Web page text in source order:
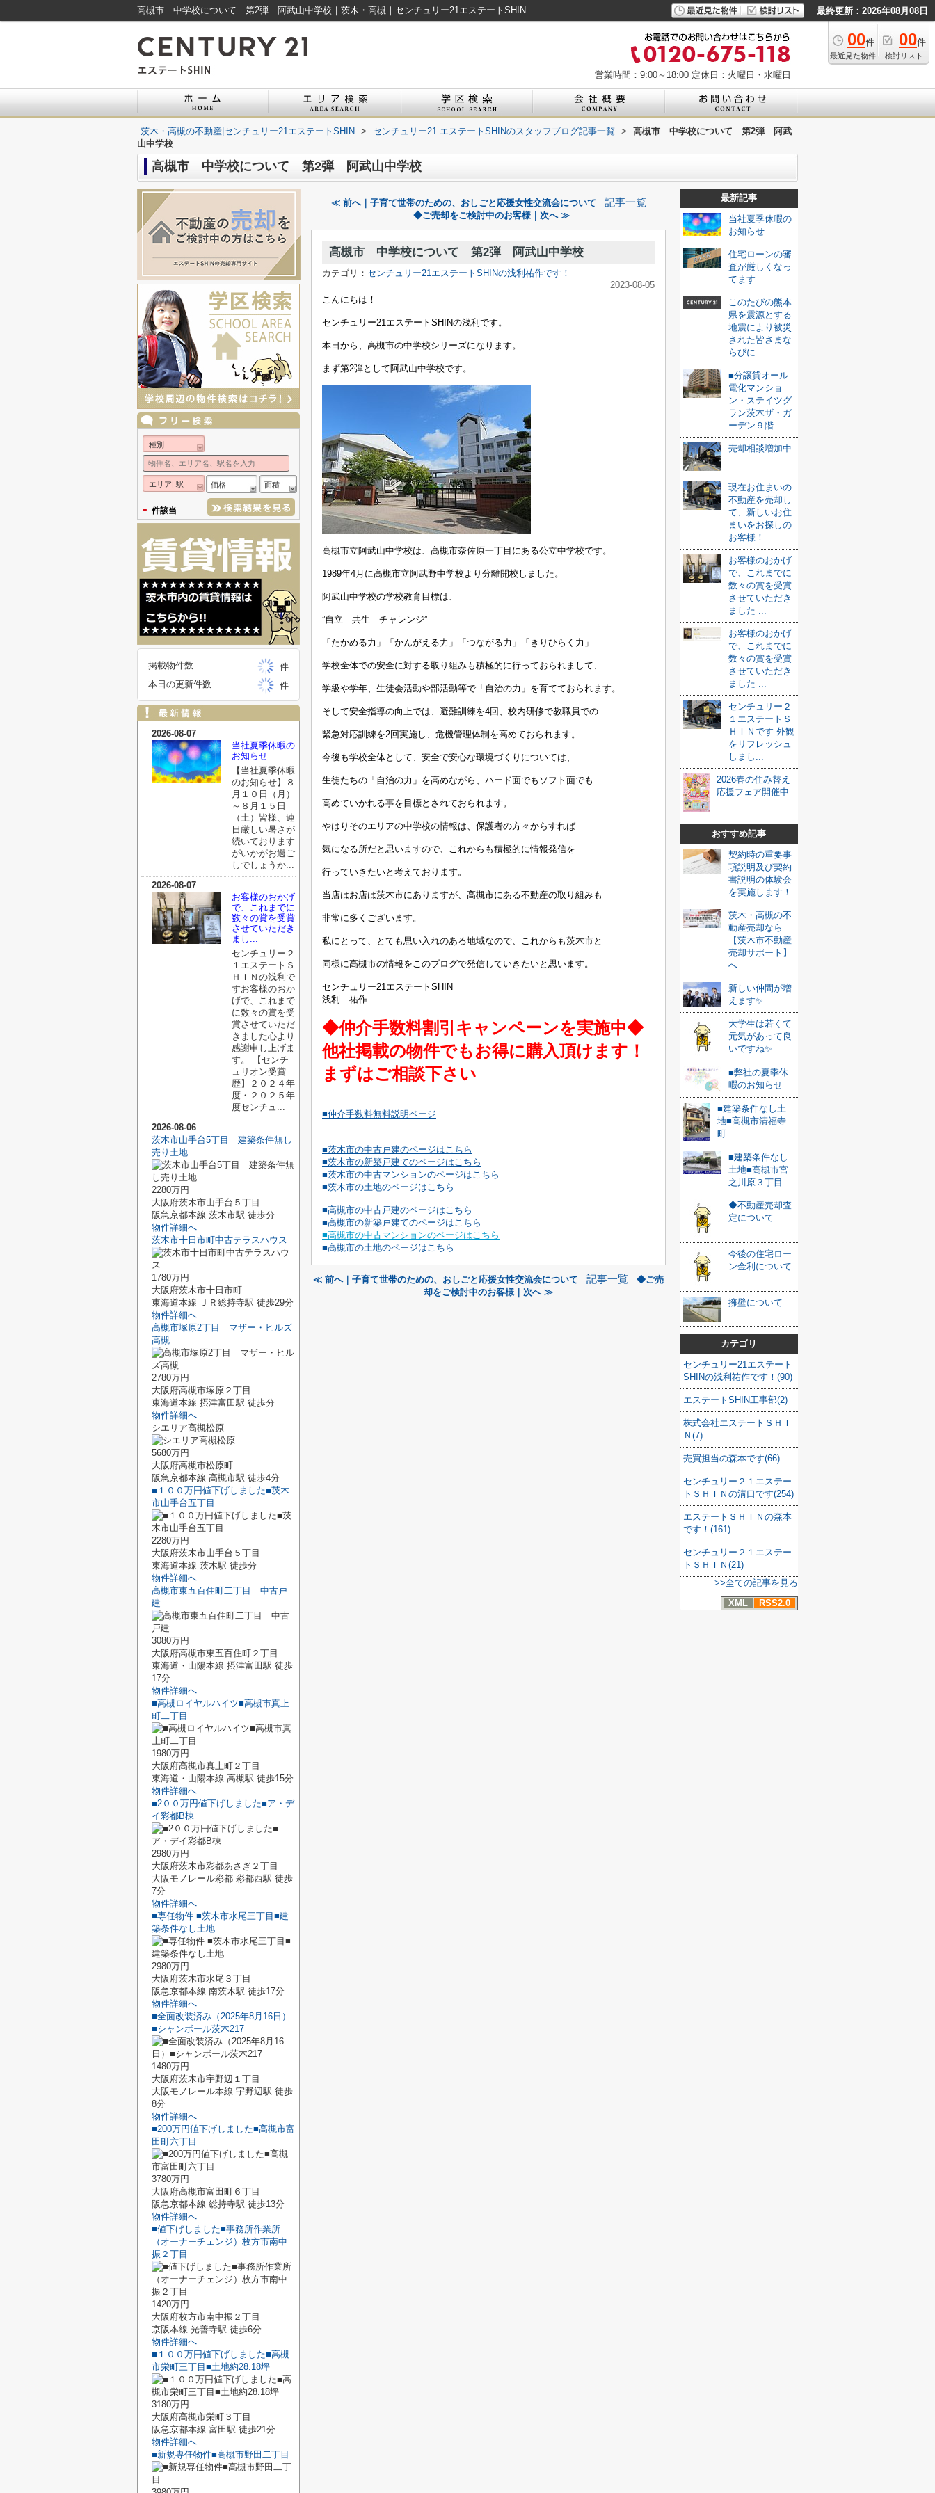
高槻市 中学校について 第2弾 阿武山中学校｜茨木・高槻｜センチュリー21エステートSHIN 最終更新：2026年08月08日
00件
最近見た物件
00件
検討リスト
営業時間：9:00～18:00 定休日：火曜日・水曜日
茨木・高槻の不動産|センチュリー21エステートSHIN > センチュリー21 エステートSHINのスタッフブログ記事一覧 >
高槻市 中学校について 第2弾 阿武
山中学校
高槻市 中学校について 第2弾 阿武山中学校
≪ 前へ｜子育て世帯のための、おしごと応援女性交流会について 記事一覧
◆ご売却をご検討中のお客様｜次へ ≫
高槻市 中学校について 第2弾 阿武山中学校
カテゴリ： センチュリー21エステートSHINの浅利祐作です！
2023-08-05
こんにちは！
センチュリー21エステートSHINの浅利です。
本日から、高槻市の中学校シリーズになります。
まず第2弾として阿武山中学校です。
高槻市立阿武山中学校は、高槻市奈佐原一丁目にある公立中学校です。
1989年4月に高槻市立阿武野中学校より分離開校しました。
阿武山中学校の学校教育目標は、
”自立 共生 チャレンジ”
「たかめる力」「かんがえる力」「つながる力」「きりひらく力」
学校全体での安全に対する取り組みも積極的に行っておられまして、
学級や学年、生徒会活動や部活動等で「自治の力」を育てておられます。
そして安全指導の向上では、避難訓練を4回、校内研修で教職員での
緊急対応訓練を2回実施し、危機管理体制を高めておられます。
今後も学校全体として、安全で安心な環境づくりについては、
生徒たちの「自治の力」を高めながら、ハード面でもソフト面でも
高めていかれる事を目標とされておられます。
やはりそのエリアの中学校の情報は、保護者の方々からすれば
気になる所だと思いますので、これからも積極的に情報発信を
行っていきたいと考えております。
当店はお店は茨木市にありますが、高槻市にある不動産の取り組みも
非常に多くございます。
私にとって、とても思い入れのある地域なので、これからも茨木市と
同様に高槻市の情報をこのブログで発信していきたいと思います。
センチュリー21エステートSHIN
浅利 祐作
◆仲介手数料割引キャンペーンを実施中◆
他社掲載の物件でもお得に購入頂けます！
まずはご相談下さい
■仲介手数料無料説明ページ
■茨木市の中古戸建のページはこちら
■茨木市の新築戸建てのページはこちら
■茨木市の中古マンションのページはこちら
■茨木市の土地のページはこちら
■高槻市の中古戸建のページはこちら
■高槻市の新築戸建てのページはこちら
■高槻市の中古マンションのページはこちら
■高槻市の土地のページはこちら
≪ 前へ｜子育て世帯のための、おしごと応援女性交流会について 記事一覧
◆ご売
却をご検討中のお客様｜次へ ≫
最新記事
当社夏季休暇の
お知らせ
住宅ローンの審
査が厳しくなっ
てます
このたびの熊本
県を震源とする
地震により被災
された皆さまな
らびに ...
■分譲貸オール
電化マンショ
ン・ステイツグ
ラン茨木ザ・ガ
ーデン９階...
売却相談増加中
現在お住まいの
不動産を売却し
て、新しいお住
まいをお探しの
お客様！
お客様のおかげ
で、これまでに
数々の賞を受賞
させていただき
ました ...
お客様のおかげ
で、これまでに
数々の賞を受賞
させていただき
ました ...
センチュリー２
１エステートＳ
ＨＩＮです 外観
をリフレッシュ
しまし...
2026春の住み替え
応援フェア開催中
おすすめ記事
契約時の重要事
項説明及び契約
書説明の体験会
を実施します！
茨木・高槻の不
動産売却なら
【茨木市不動産
売却サポート】
へ
新しい仲間が増
えます✨
大学生は若くて
元気があって良
いですね✨
■弊社の夏季休
暇のお知らせ
■建築条件なし土
地■高槻市清福寺
町
■建築条件なし
土地■高槻市宮
之川原３丁目
◆不動産売却査
定について
今後の住宅ロー
ン金利について
擁壁について
カテゴリ
センチュリー21エステート
SHINの浅利祐作です！(90)
エステートSHIN工事部(2)
株式会社エステートＳＨＩ
Ｎ(7)
売買担当の森本です(66)
センチュリー２１エステー
トＳＨＩＮの溝口です(254)
エステートＳＨＩＮの森本
です！(161)
センチュリー２１エステー
トＳＨＩＮ(21)
>>全ての記事を見る
XML
RSS2.0
種別
エリア| 駅 価格 面積
- 件該当
掲載物件数
件
本日の更新件数
件
2026-08-07
当社夏季休暇の
お知らせ
【当社夏季休暇
のお知らせ】８
月１０日（月）
～８月１５日
（土）皆様、連
日厳しい暑さが
続いております
がいかがお過ご
しでしょうか...
2026-08-07
お客様のおかげ
で、これまでに
数々の賞を受賞
させていただき
まし...
センチュリー２
１エステートＳ
ＨＩＮの浅利で
すお客様のおか
げで、これまで
に数々の賞を受
賞させていただ
きました心より
感謝申し上げま
す。 【センチ
ュリオン受賞
歴】２０２４年
度・２０２５年
度センチュ...
2026-08-06
茨木市山手台5丁目 建築条件無し
売り土地
2280万円
大阪府茨木市山手台５丁目
阪急京都本線 茨木市駅 徒歩分
物件詳細へ
茨木市十日市町中古テラスハウス
1780万円
大阪府茨木市十日市町
東海道本線 ＪＲ総持寺駅 徒歩29分
物件詳細へ
高槻市塚原2丁目 マザー・ヒルズ
高槻
2780万円
大阪府高槻市塚原２丁目
東海道本線 摂津富田駅 徒歩分
物件詳細へ
シエリア高槻松原
5680万円
大阪府高槻市松原町
阪急京都本線 高槻市駅 徒歩4分
■１００万円値下げしました■茨木
市山手台五丁目
2280万円
大阪府茨木市山手台５丁目
東海道本線 茨木駅 徒歩分
物件詳細へ
高槻市東五百住町二丁目 中古戸
建
3080万円
大阪府高槻市東五百住町２丁目
東海道・山陽本線 摂津富田駅 徒歩
17分
物件詳細へ
■高槻ロイヤルハイツ■高槻市真上
町二丁目
1980万円
大阪府高槻市真上町２丁目
東海道・山陽本線 高槻駅 徒歩15分
物件詳細へ
■2００万円値下げしました■ア・デ
イ彩都B棟
2980万円
大阪府茨木市彩都あさぎ２丁目
大阪モノレール彩都 彩都西駅 徒歩
7分
物件詳細へ
■専任物件 ■茨木市水尾三丁目■建
築条件なし土地
2980万円
大阪府茨木市水尾３丁目
阪急京都本線 南茨木駅 徒歩17分
物件詳細へ
■全面改装済み（2025年8月16日）
■シャンボール茨木217
1480万円
大阪府茨木市宇野辺１丁目
大阪モノレール本線 宇野辺駅 徒歩
8分
物件詳細へ
■200万円値下げしました■高槻市富
田町六丁目
3780万円
大阪府高槻市富田町６丁目
阪急京都本線 総持寺駅 徒歩13分
物件詳細へ
■値下げしました■事務所作業所
（オーナーチェンジ）枚方市南中
振２丁目
1420万円
大阪府枚方市南中振２丁目
京阪本線 光善寺駅 徒歩6分
物件詳細へ
■１００万円値下げしました■高槻
市栄町三丁目■土地約28.18坪
3180万円
大阪府高槻市栄町３丁目
阪急京都本線 富田駅 徒歩21分
物件詳細へ
■新規専任物件■高槻市野田二丁目